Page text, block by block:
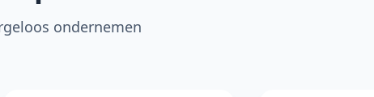
ondernemen